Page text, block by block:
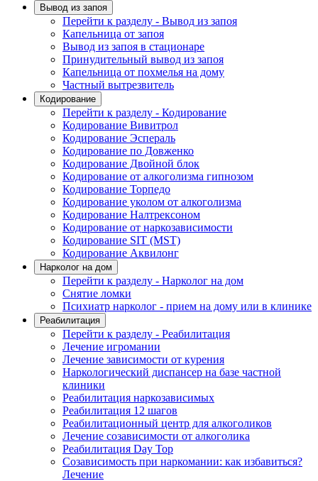
Вывод из запоя
Перейти к разделу - Вывод из запоя
Капельница от запоя
Вывод из запоя в стационаре
Принудительный вывод из запоя
Капельница от похмелья на дому
Частный вытрезвитель
Кодирование
Перейти к разделу - Кодирование
Кодирование Вивитрол
Кодирование Эспераль
Кодирование по Довженко
Кодирование Двойной блок
Кодирование от алкоголизма гипнозом
Кодирование Торпедо
Кодирование уколом от алкоголизма
Кодирование Налтрексоном
Кодирование от наркозависимости
Кодирование SIT (MST)
Кодирование Аквилонг
Нарколог на дом
Перейти к разделу - Нарколог на дом
Снятие ломки
Психиатр нарколог - прием на дому или в клинике
Реабилитация
Перейти к разделу - Реабилитация
Лечение игромании
Лечение зависимости от курения
Наркологический диспансер на базе частной
клиники
Реабилитация наркозависимых
Реабилитация 12 шагов
Реабилитационный центр для алкоголиков
Лечение созависимости от алкоголика
Реабилитация Day Top
Созависимость при наркомании: как избавиться?
Лечение